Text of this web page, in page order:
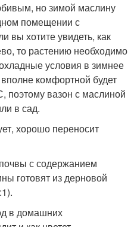
но зимой маслину
помещении с
вы хотите увидеть, как
то растению необходимо
условия в зимнее
комфортной будет
поэтому вазон с маслиной
в сад.
хорошо переносит
с содержанием
готовят из дерновой